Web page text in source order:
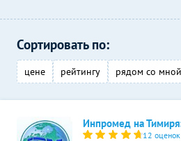
Сортировать по:
цене рейтингу рядом со мной
Инпромед на
12 оценок